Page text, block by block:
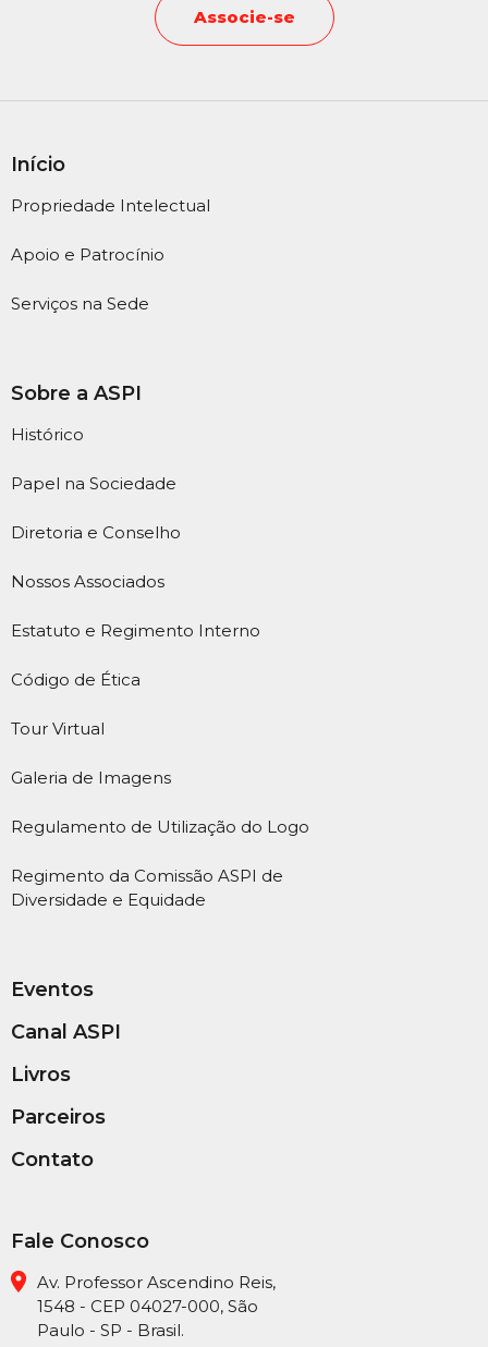
Associe-se
Início
Propriedade Intelectual
Apoio e Patrocínio
Serviços na Sede
Sobre a ASPI
Histórico
Papel na Sociedade
Diretoria e Conselho
Nossos Associados
Estatuto e Regimento Interno
Código de Ética
Tour Virtual
Galeria de Imagens
Regulamento de Utilização do Logo
Regimento da Comissão ASPI de
Diversidade e Equidade
Eventos
Canal ASPI
Livros
Parceiros
Contato
Fale Conosco
Av. Professor Ascendino Reis,
1548 - CEP 04027-000, São
Paulo - SP - Brasil.